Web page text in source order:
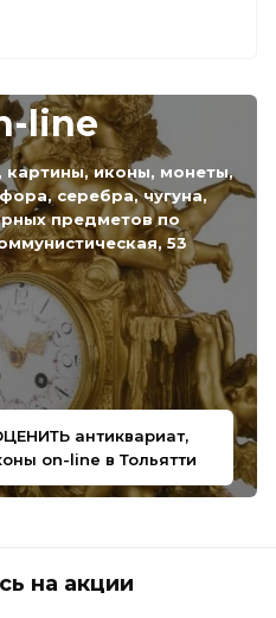
line
картины, иконы, монеты,
серебра, чугуна,
предметов по
53
антиквариат,
on-line в Тольятти
на акции